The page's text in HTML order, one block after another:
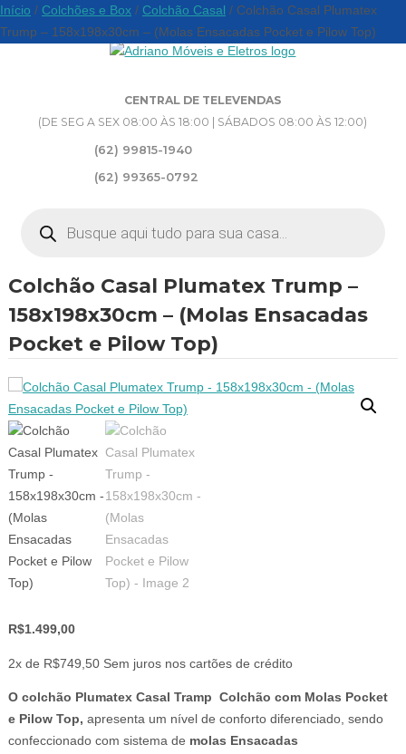
CENTRAL DE TELEVENDAS
(DE SEG A SEX 08:00 ÀS 18:00 | SÁBADOS 08:00 ÀS 12:00)
(62) 99815-1940
(62) 99365-0792
produtos
Início / Colchões e Box / Colchão Casal / Colchão Casal Plumatex
Trump – 158x198x30cm – (Molas Ensacadas Pocket e Pilow Top)
Colchão Casal Plumatex Trump –
158x198x30cm – (Molas Ensacadas
Pocket e Pilow Top)
R$1.499,00
2x de R$749,50 Sem juros nos cartões de crédito
O colchão Plumatex Casal Tramp Colchão com Molas Pocket
e Pilow Top, apresenta um nível de conforto diferenciado, sendo
confeccionado com sistema de molas Ensacadas